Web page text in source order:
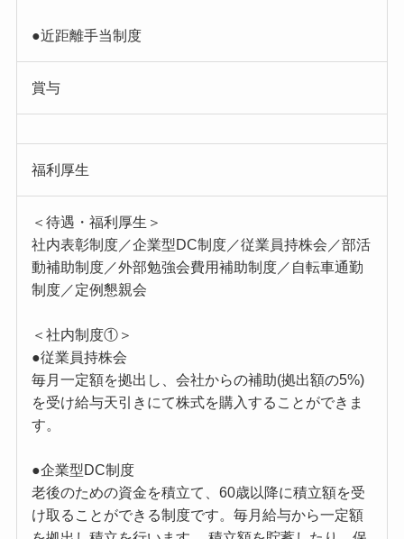
●近距離手当制度
賞与
福利厚生
＜待遇・福利厚生＞
社内表彰制度／企業型DC制度／従業員持株会／部活
動補助制度／外部勉強会費用補助制度／自転車通勤
制度／定例懇親会
＜社内制度①＞
●従業員持株会
毎月一定額を拠出し、会社からの補助(拠出額の5%)
を受け給与天引きにて株式を購入することができま
す。
●企業型DC制度
老後のための資金を積立て、60歳以降に積立額を受
け取ることができる制度です。毎月給与から一定額